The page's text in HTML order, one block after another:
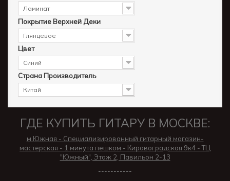
Ламинат
Покрытие Верхней Деки
Глянцевое
Цвет
Синий
Страна Производитель
Китай
ГДЕ КУПИТЬ ГИТАРУ В МОСКВЕ:
м.Южная - Специализированный гитарный магазин-
мастерская - 1 минута пешком - Кировоградская 9к4 - ТЦ
"Южный", Этаж 2, Павильон 2-13
-----------